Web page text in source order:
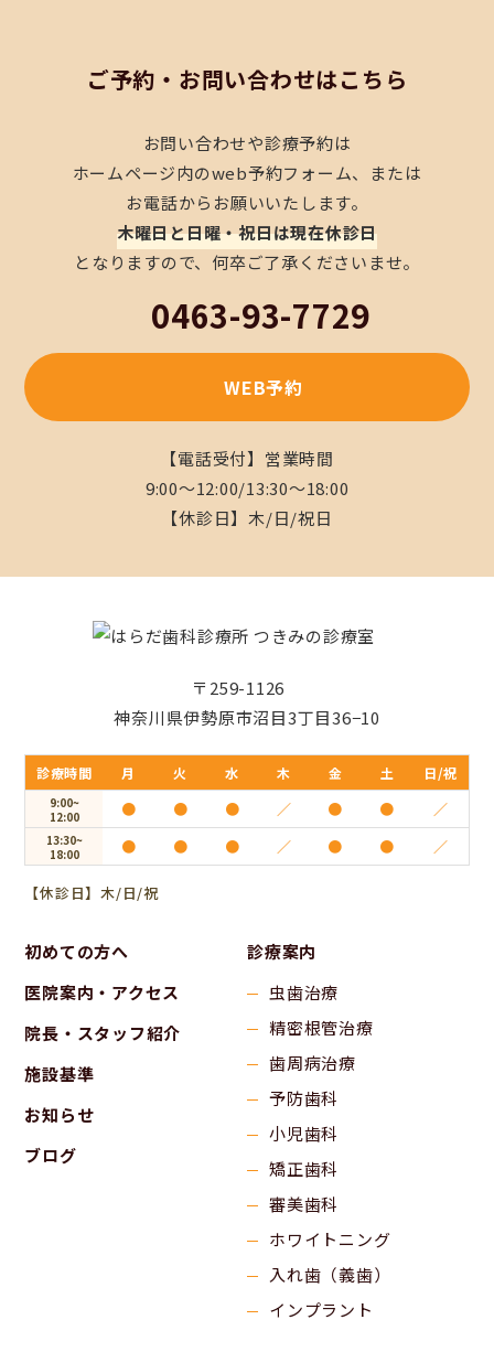
ご予約・お問い合わせはこちら
お問い合わせや診療予約は
ホームページ内のweb予約フォーム、または
お電話からお願いいたします。
木曜日と日曜・祝日は現在休診日
となりますので、何卒ご了承くださいませ。
0463-93-7729
WEB予約
【電話受付】営業時間
9:00〜12:00/13:30～18:00
【休診日】木/日/祝日
〒259-1126
神奈川県伊勢原市沼目3丁目36−10
診療時間 月 火 水 木 金 土 日/祝
9:00~
12:00
● ● ● ／ ● ● ／
13:30~
18:00
● ● ● ／ ● ● ／
【休診日】木/日/祝
初めての方へ
医院案内・アクセス
院長・スタッフ紹介
施設基準
診療案内
虫歯治療
精密根管治療
歯周病治療
予防歯科
小児歯科
矯正歯科
審美歯科
ホワイトニング
入れ歯（義歯）
インプラント
お知らせ
ブログ